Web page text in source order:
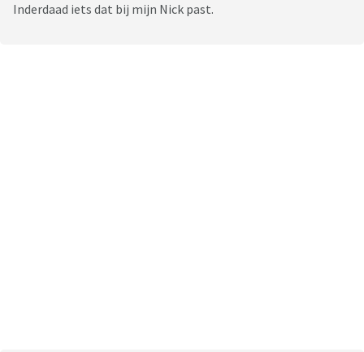
Inderdaad iets dat bij mijn Nick past.